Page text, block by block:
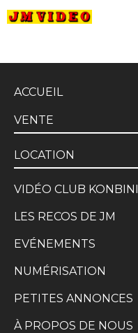
ACCUEIL
VENTE
LOCATION
VIDÉO CLUB KONBINI
LES RECOS DE JM
EVÉNEMENTS
NUMÉRISATION
PETITES ANNONCES
À PROPOS DE NOUS